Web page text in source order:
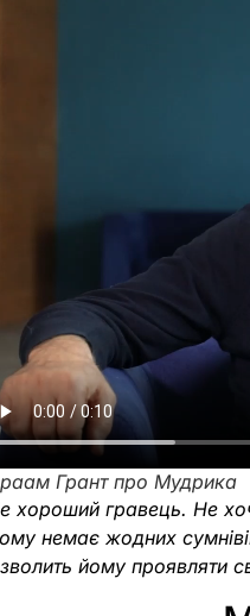
Грант про Мудрика
хороший гравець. Не
немає жодних
йому проявляти